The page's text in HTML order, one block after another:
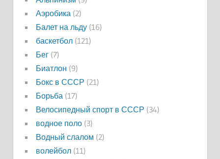
Аэробика(2)
Балет на льду(16)
баскетбол(121)
Бег(7)
Биатлон (9)
Бокс в СССР (21)
Борьба(17)
Велосипедный спорт в СССР (34)
водное поло(3)
Водный слалом (2)
волейбол(11)